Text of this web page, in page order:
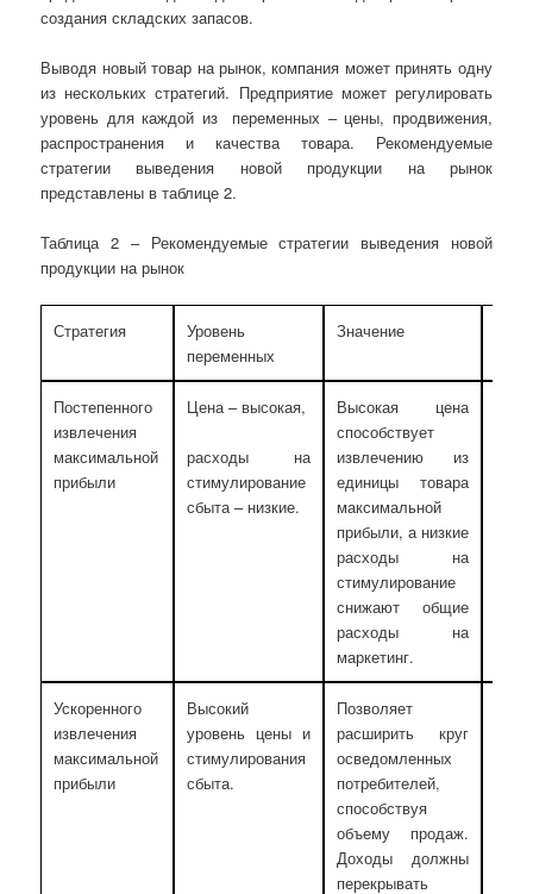
создания складских запасов.
Выводя новый товар на рынок, компания может принять одну
из нескольких стратегий. Предприятие может регулировать
уровень для каждой из переменных – цены, продвижения,
распространения и качества товара. Рекомендуемые
стратегии выведения новой продукции на рынок
представлены в таблице 2.
Таблица 2 – Рекомендуемые стратегии выведения новой
продукции на рынок
Стратегия
Уровень
переменных
Значение
Постепенного
извлечения
максимальной
прибыли
Цена – высокая,
расходы на
стимулирование
сбыта – низкие.
Высокая цена
способствует
извлечению из
единицы товара
максимальной
прибыли, а низкие
расходы на
стимулирование
снижают общие
расходы на
маркетинг.
Ускоренного
извлечения
максимальной
прибыли
Высокий
уровень цены и
стимулирования
сбыта.
Позволяет
расширить круг
осведомленных
потребителей,
способствуя
объему продаж.
Доходы должны
перекрывать